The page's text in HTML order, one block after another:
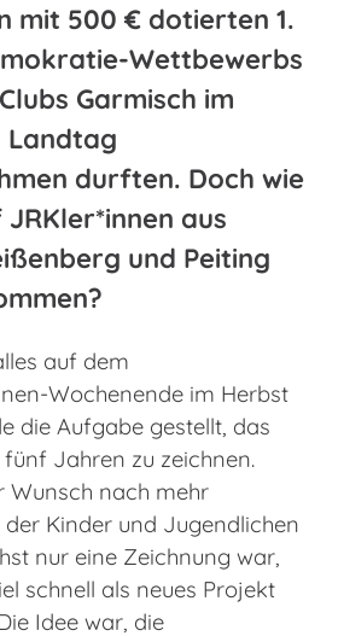
mit 500 € dotierten 1.
Wettbewerbs
Garmisch im
Landtag
durften. Doch wie
aus
und Peiting
auf dem
Wochenende im Herbst
die Aufgabe gestellt, das
Jahren zu zeichnen.
Wunsch nach mehr
Kinder und Jugendlichen
nur eine Zeichnung war,
schnell als neues Projekt
Idee war, die